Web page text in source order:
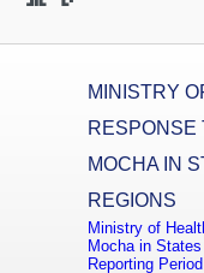
MINISTRY
RESPONSE
MOCHA IN
REGIONS
Ministry of
Mocha in
Reporting